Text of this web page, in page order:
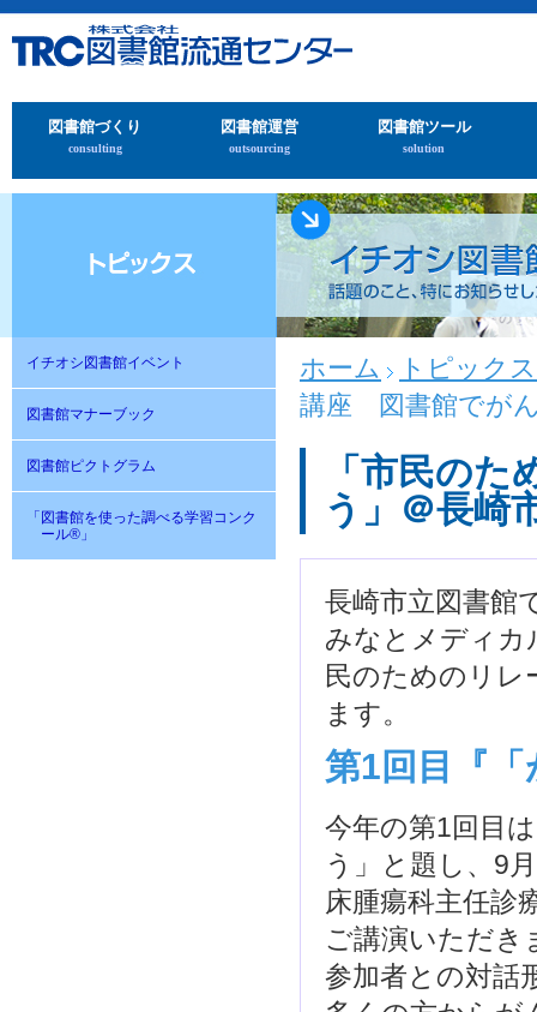
図書館づくり
consulting
図書館運営
outsourcing
図書館ツール
solution
イチオシ図書館イベント
図書館マナーブック
図書館ピクトグラム
「図書館を使った調べる学習コンク
ール®」
ホーム
トピックス
講座 図書館でが
「市民の
う」＠長崎
長崎市立図書館
みなとメディカ
民のためのリ
ます。
第1回目『
今年の第1回目
う」と題し、9
床腫瘍科主任診
ご講演いただき
参加者との対話